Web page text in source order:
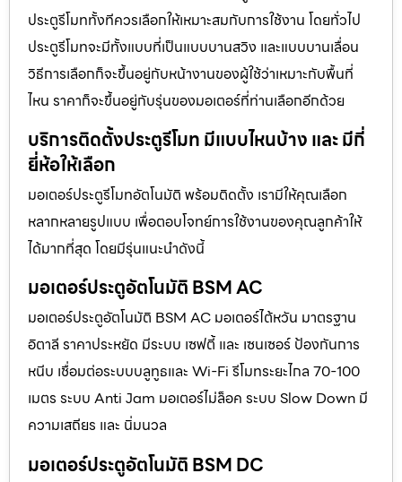
ประตูรีโมททั้งทีควรเลือกให้เหมาะสมกับการใช้งาน โดยทั่วไป
ประตูรีโมทจะมีทั้งแบบที่เป็นแบบบานสวิง และแบบบานเลื่อน
วิธีการเลือกก็จะขึ้นอยู่กับหน้างานของผู้ใช้ว่าเหมาะกับพื้นที่
ไหน ราคาก็จะขึ้นอยู่กับรุ่นของมอเตอร์ที่ท่านเลือกอีกด้วย
บริการติดตั้งประตูรีโมท มีแบบไหนบ้าง และ มีกี่
ยี่ห้อให้เลือก
มอเตอร์ประตูรีโมทอัตโนมัติ พร้อมติดตั้ง เรามีให้คุณเลือก
หลากหลายรูปแบบ เพื่อตอบโจทย์การใช้งานของคุณลูกค้าให้
ได้มากที่สุด โดยมีรุ่นแนะนำดังนี้
มอเตอร์ประตูอัตโนมัติ BSM AC
มอเตอร์ประตูอัตโนมัติ BSM AC มอเตอร์ไต้หวัน มาตรฐาน
อิตาลี ราคาประหยัด มีระบบ เซฟตี้ และ เซนเซอร์ ป้องกันการ
หนีบ เชื่อมต่อระบบบลูทูธและ Wi-Fi รีโมทระยะไกล 70-100
เมตร ระบบ Anti Jam มอเตอร์ไม่ล็อค ระบบ Slow Down มี
ความเสถียร และ นิ่มนวล
มอเตอร์ประตูอัตโนมัติ BSM DC